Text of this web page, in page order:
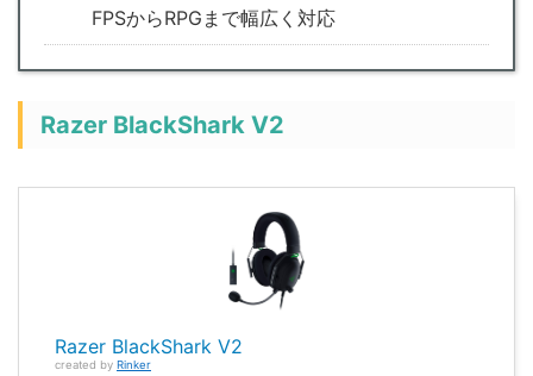
FPSからRPGまで幅広く対応
Razer BlackShark V2
Razer BlackShark V2
created by Rinker